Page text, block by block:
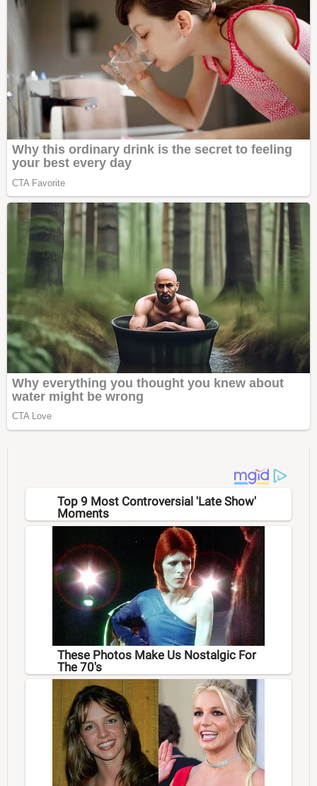
Top 9 Most Controversial 'Late Show'
Moments
These Photos Make Us Nostalgic For
The 70's